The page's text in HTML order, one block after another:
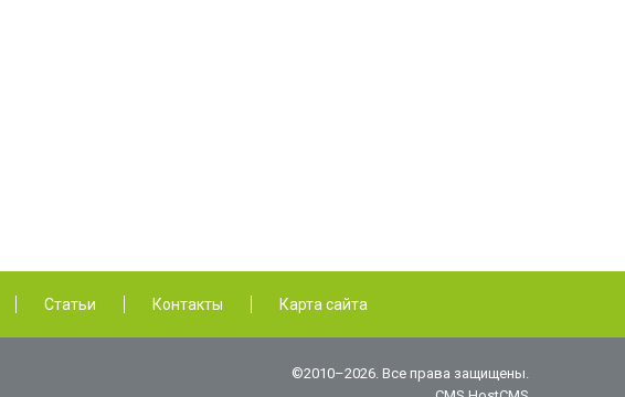
Статьи Контакты Карта сайта
©2010–2026. Все права защищены.